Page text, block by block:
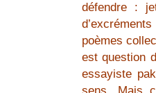
défendre :
poèmes
est question
essayiste